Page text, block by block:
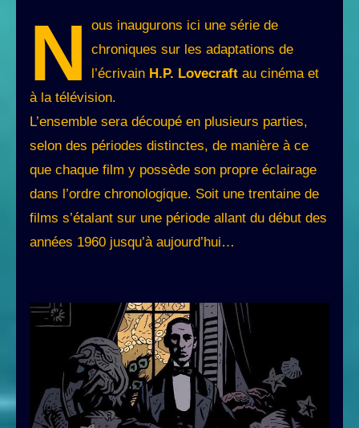
N
ous inaugurons ici une série de
chroniques sur les adaptations de
l’écrivain H.P. Lovecraftau cinéma et
à la télévision.
L’ensemble sera découpé en plusieurs parties,
selon des périodes distinctes, de manière à ce
que chaque film y possède son propre éclairage
dans l’ordre chronologique. Soit une trentaine de
films s’étalant sur une période allant du début des
années 1960 jusqu’à aujourd’hui…